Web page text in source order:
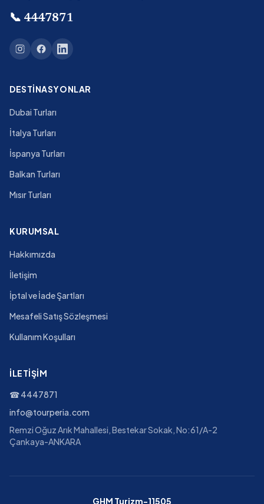
📞 4447871
DESTINASYONLAR
Dubai Turları
İtalya Turları
İspanya Turları
Balkan Turları
Mısır Turları
KURUMSAL
Hakkımızda
İletişim
İptal ve İade Şartları
Mesafeli Satış Sözleşmesi
Kullanım Koşulları
İLETIŞIM
☎4447871
info@tourperia.com
Remzi Oğuz Arık Mahallesi, Bestekar Sokak, No:61/A-2
Çankaya-ANKARA
GHM Turizm-11505